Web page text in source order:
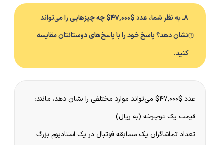
۸ـ به نظر شما، عدد $۴۷,۰۰۰$ چه چیزهایی را می‌تواند
نشان دهد؟ پاسخ خود را با پاسخ‌های دوستانتان مقایسه
کنید.
عدد $۴۷,۰۰۰$ می‌تواند موارد مختلفی را نشان دهد، مانند:
قیمت یک دوچرخه (به ریال)
تعداد تماشاگران یک مسابقه فوتبال در یک استادیوم بزرگ